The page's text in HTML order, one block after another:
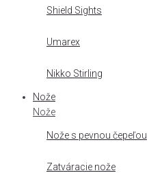
Shield Sights
Umarex
Nikko Stirling
Nože
Nože
Nože s pevnou čepeľou
Zatváracie nože